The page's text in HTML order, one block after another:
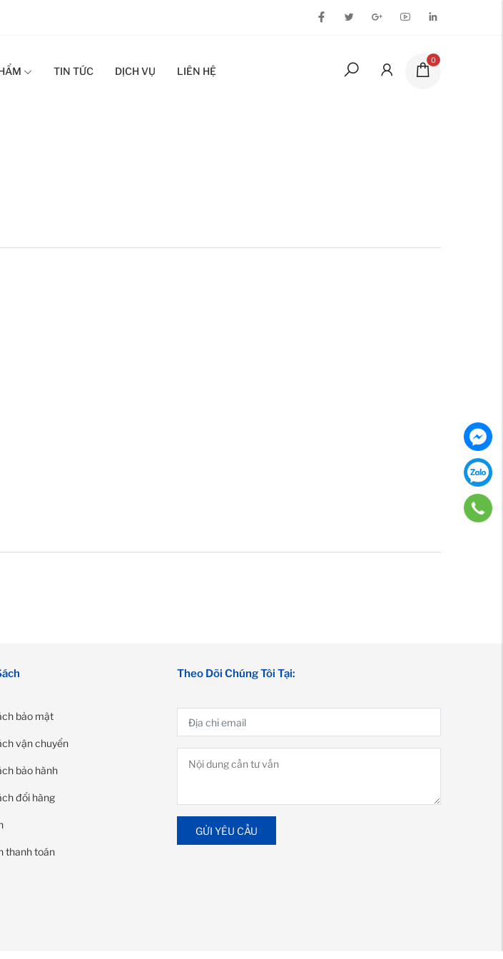
TIN TỨC DỊCH VỤ LIÊN HỆ
0
bảo mật
vận chuyển
bảo hành
đổi hàng
thanh toán
Theo Dõi Chúng Tôi Tại:
GỬI YÊU CẦU